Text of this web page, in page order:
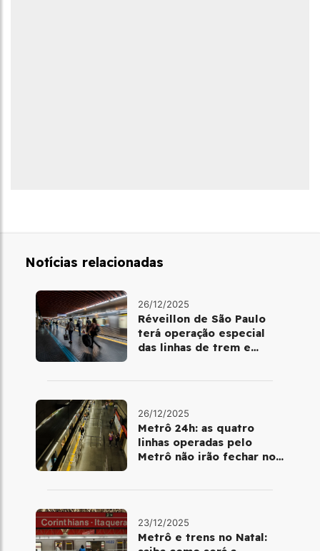
Notícias relacionadas
26/12/2025
Réveillon de São Paulo
terá operação especial
das linhas de trem e
26/12/2025
Metrô 24h: as quatro
linhas operadas pelo
Metrô não irão fechar no
23/12/2025
Metrô e trens no Natal: